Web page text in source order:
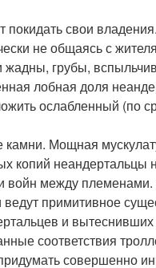
свои
не общаясь с
грубы,
лобная доля
ослабленный (по
Мощная
копий
между племенами.
примитивное
и
соответствия
совершенно